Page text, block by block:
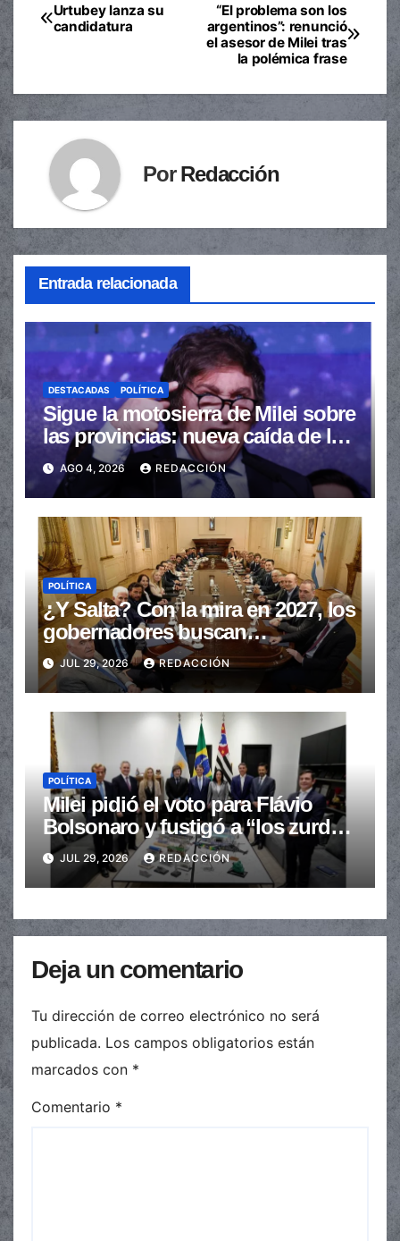
Navegación
entradas
“El problema son los
argentinos”: renunció
el asesor de Milei tras
la polémica frase
Urtubey lanza su
candidatura
PorRedacción
Entrada relacionada
DESTACADAS POLÍTICA
Sigue la motosierra de Milei sobre
las provincias: nueva caída de las
transferencias no automáticas
AGO 4, 2026 REDACCIÓN
POLÍTICA
¿Y Salta? Con la mira en 2027, los
gobernadores buscan
provincializar la elección
JUL 29, 2026 REDACCIÓN
POLÍTICA
Milei pidió el voto para Flávio
Bolsonaro y fustigó a “los zurdos
de mierda”
JUL 29, 2026 REDACCIÓN
Deja un comentario
Tu dirección de correo electrónico no será
publicada. Los campos obligatorios están
marcados con *
Comentario *